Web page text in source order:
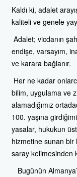
Kaldı ki, adalet
kaliteli ve genele
Adalet; vicdanın
endişe, varsayım,
ve karara bağlanır.
Her ne kadar
bilim, uygulama ve
alamadığımız
100. yaşına
yasalar, hukukun
hizmetine sunan bir
saray kelimesinden
Bugünün